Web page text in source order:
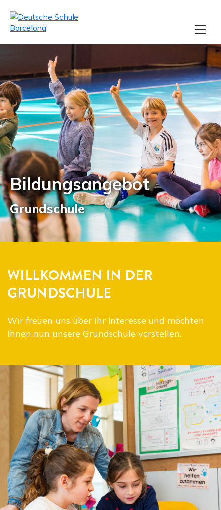
Bildungsangebot
Grundschule
WILLKOMMEN IN DER
GRUNDSCHULE
Wir freuen uns über Ihr Interesse und möchten
Ihnen nun unsere Grundschule vorstellen.